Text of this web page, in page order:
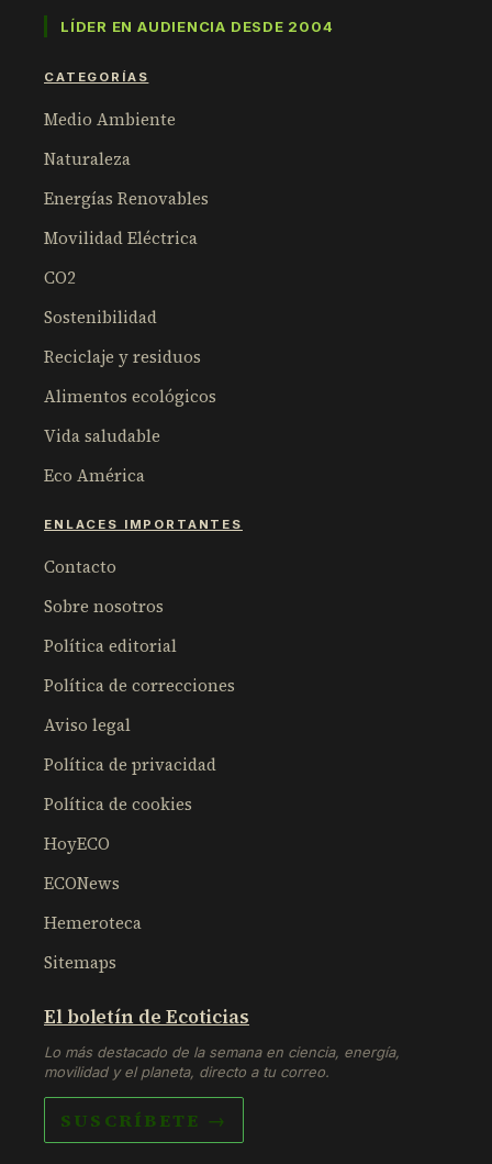
LÍDER EN AUDIENCIA DESDE 2004
CATEGORÍAS
Medio Ambiente
Naturaleza
Energías Renovables
Movilidad Eléctrica
CO2
Sostenibilidad
Reciclaje y residuos
Alimentos ecológicos
Vida saludable
Eco América
ENLACES IMPORTANTES
Contacto
Sobre nosotros
Política editorial
Política de correcciones
Aviso legal
Política de privacidad
Política de cookies
HoyECO
ECONews
Hemeroteca
Sitemaps
El boletín de Ecoticias
Lo más destacado de la semana en ciencia, energía,
movilidad y el planeta, directo a tu correo.
SUSCRÍBETE →